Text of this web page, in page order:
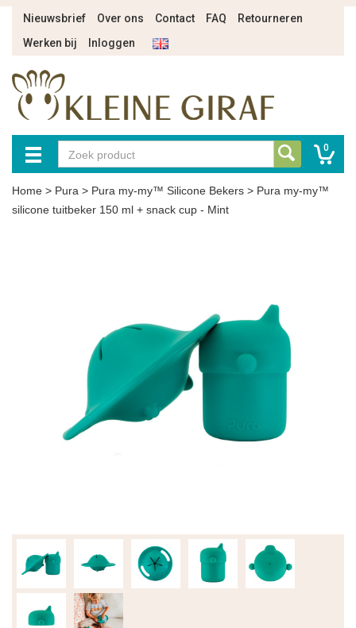
Nieuwsbrief Over ons Contact FAQ
Retourneren
Werken bij
Inloggen
0
Home > Pura > Pura my-my™ Silicone Bekers > Pura my-my™
silicone tuitbeker 150 ml + snack cup - Mint